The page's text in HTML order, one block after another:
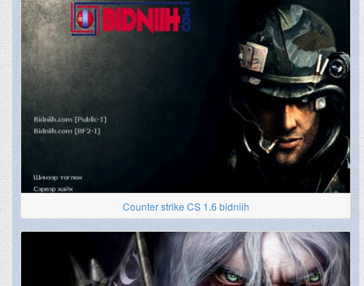
Counter strike CS 1.6 bidniih